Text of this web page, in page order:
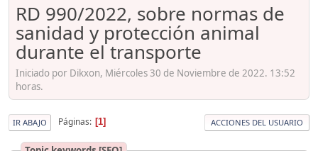
RD 990/2022, sobre normas de
sanidad y protección animal
durante el transporte
Iniciado por Dikxon, Miércoles 30 de Noviembre de 2022. 13:52
horas.
IR ABAJO Páginas 1 ACCIONES DEL USUARIO